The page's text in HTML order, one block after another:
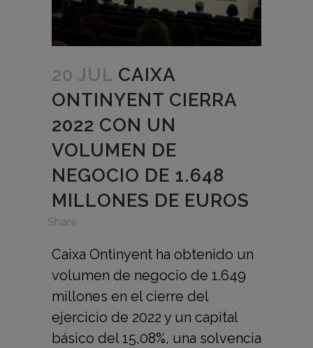
20 JUL CAIXA
ONTINYENT CIERRA
2022 CON UN
VOLUMEN DE
NEGOCIO DE 1.648
MILLONES DE EUROS
Share
Caixa Ontinyent ha obtenido un
volumen de negocio de 1.649
millones en el cierre del
ejercicio de 2022 y un capital
básico del 15,08%, una solvencia